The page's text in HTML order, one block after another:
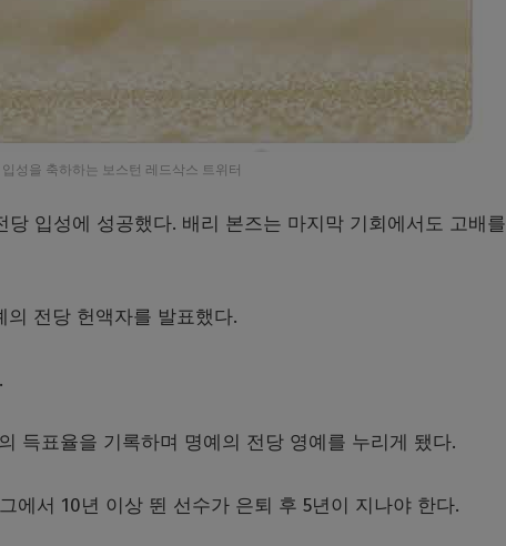
성을 축하하는 보스턴 레드삭스 트위터
입성에 성공했다. 배리 본즈는 마지막 기회에서도 고배를
의 전당 헌액자를 발표했다.
득표율을 기록하며 명예의 전당 영예를 누리게 됐다.
에서 10년 이상 뛴 선수가 은퇴 후 5년이 지나야 한다.